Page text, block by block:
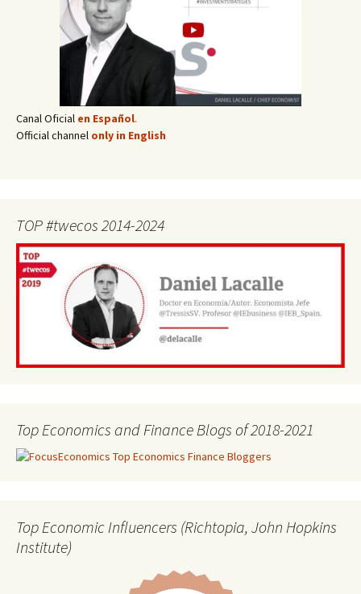
Canal Oficial en Español.
Official channel only in English
TOP #twecos 2014-2024
Top Economics and Finance Blogs of 2018-2021
Top Economic Influencers (Richtopia, John Hopkins
Institute)